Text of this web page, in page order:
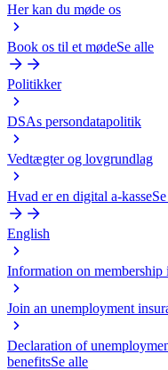
Her kan du møde os
Book os til et mødeSe alle
Politikker
DSAs persondatapolitik
Vedtægter og lovgrundlag
Hvad er en digital a-kasse
English
Information on membership
Join an unemployment
Declaration of
benefitsSe alle